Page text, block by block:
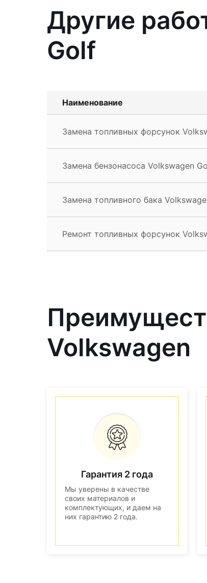
Другие
Golf
Наименование
Замена топливных форсунок
Замена бензонасоса Volkswagen
Замена топливного бака
Ремонт топливных форсунок
Volkswagen
Гарантия 2 года
Мы уверены в качестве
своих материалов и
комплектующих, и даем на
них гарантию 2 года.